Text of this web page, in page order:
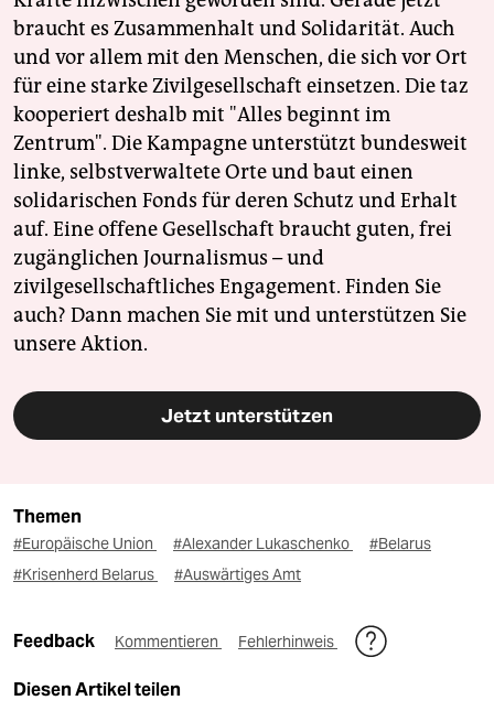
braucht es Zusammenhalt und Solidarität. Auch
und vor allem mit den Menschen, die sich vor Ort
für eine starke Zivilgesellschaft einsetzen. Die taz
kooperiert deshalb mit "Alles beginnt im
Zentrum". Die Kampagne unterstützt bundesweit
linke, selbstverwaltete Orte und baut einen
solidarischen Fonds für deren Schutz und Erhalt
auf. Eine offene Gesellschaft braucht guten, frei
zugänglichen Journalismus – und
zivilgesellschaftliches Engagement. Finden Sie
auch? Dann machen Sie mit und unterstützen Sie
unsere Aktion.
Jetzt unterstützen
Themen
#Europäische Union #Alexander Lukaschenko
#Belarus
#Krisenherd Belarus
#Auswärtiges Amt
Feedback Kommentieren Fehlerhinweis
Diesen Artikel teilen